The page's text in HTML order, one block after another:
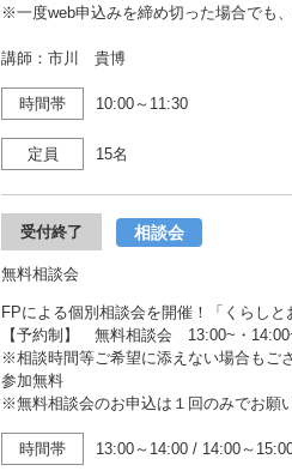
※一度web申込みを締め切った場合でも
講師：市川 貴博
時間帯 10:00～11:30
定員 15名
受付終了 相談会
無料相談会
FPによる個別相談会を開催！「くらし
【予約制】 無料相談会 13:00~・
※相談時間等ご希望に添えない場合もご
参加無料
※無料相談会のお申込は１回のみでお願
時間帯 13:00～14:00 / 14:00～